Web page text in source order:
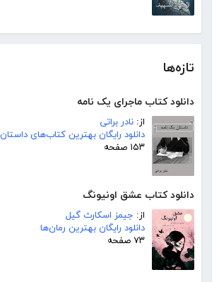
تازه‌ها
دانلود کتاب ماجرای یک نامه
از: نادر براتی
دانلود رایگان بهترین کتاب‌های داستان
۱۵۳ صفحه
دانلود کتاب عشق اونیونگ
از: جیمز اسکارث گیل
دانلود رایگان بهترین رمان‌ها
۷۳ صفحه